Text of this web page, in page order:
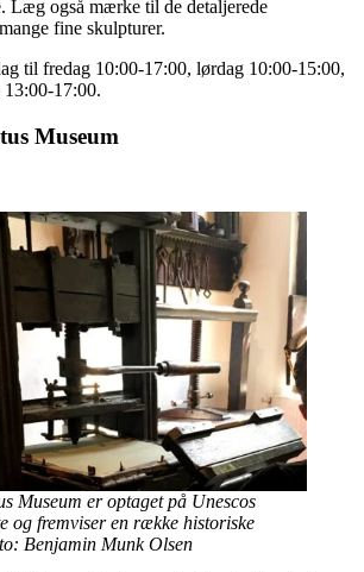
Læg også mærke til de detaljerede
fine skulpturer.
til fredag 10:00-17:00, lørdag 10:00-15:00,
13:00-17:00.
Museum
Museum er optaget på Unescos
og fremviser en række historiske
Benjamin Munk Olsen